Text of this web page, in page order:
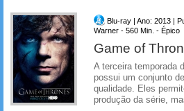
Blu-ray | Ano: 2013 |
Warner - 560 Min. - Épico
Game of
A terceira temporada
possui um conjunto
qualidade. Eles
produção da série,